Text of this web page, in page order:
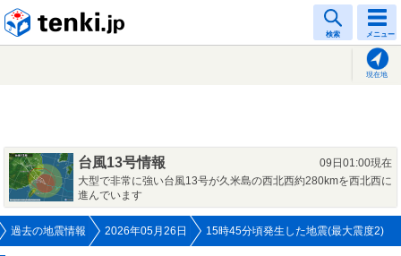
検索 メニュー
現在地
台風13号情報
09日01:00現在
大型で非常に強い台風13号が久米島の西北西約280kmを西北西に
進んでいます
過去の地震情報 2026年05月26日 15時45分頃発生した地震(最大震度2)